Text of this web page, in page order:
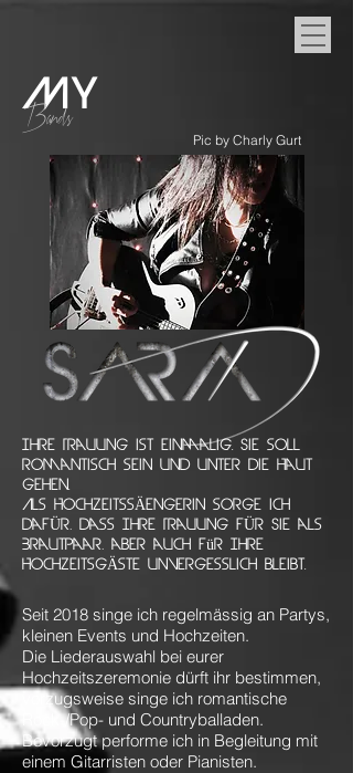
My
Bands Pic by Charly Gurt
Ihre Trauung ist einmalig. Sie soll
romantisch sein und unter die Haut
gehen.
Als HochzeitssÄengerin sorge ich
dafÜr, dass Ihre Trauung fÜr Sie als
Brautpaar, aber auch für Ihre
HochzeitsgÄste unvergesslich bleibt.
Seit 2018 singe ich regelmässig an Partys,
kleinen Events und Hochzeiten.
Die Liederauswahl bei eurer
Hochzeitszeremonie dürft ihr bestimmen,
vorzugsweise singe ich romantische
Rock-/Pop- und Countryballaden.
Bevorzugt performe ich in Begleitung mit
einem Gitarristen oder Pianisten.